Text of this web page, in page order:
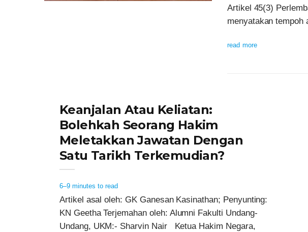
Artikel 45(3)
menyatakan tempoh
read more
Keanjalan Atau Keliatan:
Bolehkah Seorang Hakim
Meletakkan Jawatan Dengan
Satu Tarikh Terkemudian?
6–9 minutes to read
Artikel asal oleh: GK Ganesan Kasinathan; Penyunting:
KN Geetha Terjemahan oleh: Alumni Fakulti Undang-
Undang, UKM:- Sharvin Nair Ketua Hakim Negara,